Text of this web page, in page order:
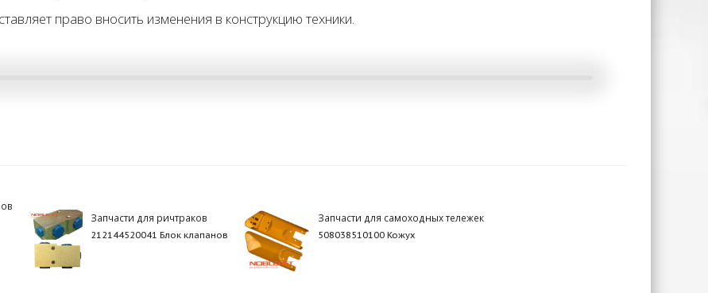
право вносить изменения в конструкцию техники.
Запчасти для ричтраков
212144520041 Блок клапанов
Запчасти для самоходных тележек
508038510100 Кожух